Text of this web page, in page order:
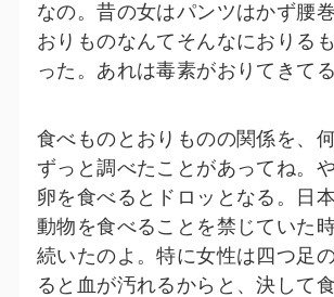
なの。昔の女はパンツはかず腰
おりものなんてそんなにおりる
った。あれは毒素がおりてきて
食べものとおりものの関係を、
ずっと調べたことがあってね。
卵を食べるとドロッとなる。日
動物を食べることを禁じていた
続いたのよ。特に女性は四つ足
ると血が汚れるからと、決して